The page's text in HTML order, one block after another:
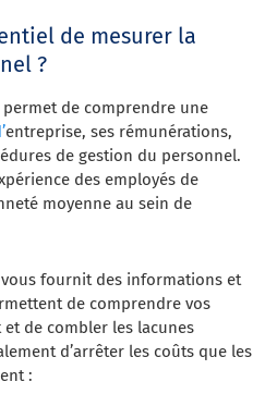
de mesurer la
?
de comprendre une
entreprise, ses rémunérations,
de gestion du personnel.
des employés de
moyenne au sein de
fournit des informations et
de comprendre vos
de combler les lacunes
d’arrêter les coûts que les
: